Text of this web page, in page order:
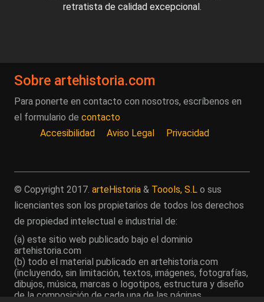
retratista de calidad excepcional.
Sobre artehistoria.com
Para ponerte en contacto con nosotros, escríbenos en
el formulario de contacto
Accesibilidad
Aviso Legal Privacidad
© Copyright 2017. arteHistoria & Toools, S.L o sus
licenciantes son los propietarios de todos los derechos
de propiedad intelectual e industrial de:
(a) este sitio web publicado bajo el dominio
artehistoria.com
(b) todo el material publicado en artehistoria.com
(incluyendo, sin limitación, textos, imágenes, fotografías,
dibujos, música, marcas o logotipos, estructura y diseño
de la composición de cada una de las páginas